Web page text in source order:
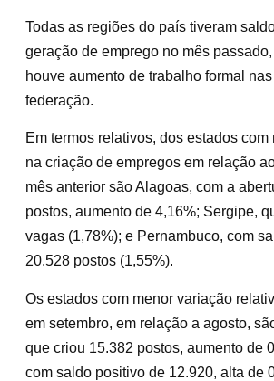
Todas as regiões do país tiveram
geração de emprego no mês
houve aumento de trabalho formal
federação.
Em termos relativos, dos estados
na criação de empregos em relação
mês anterior são Alagoas, com a
postos, aumento de 4,16%; Sergipe,
vagas (1,78%); e Pernambuco, com
20.528 postos (1,55%).
Os estados com menor variação
em setembro, em relação a agosto,
que criou 15.382 postos, aumento de
com saldo positivo de 12.920, alta de